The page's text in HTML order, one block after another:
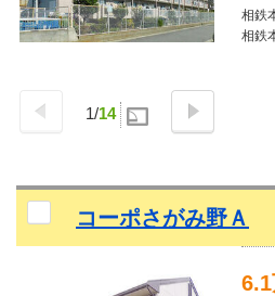
1/14
相鉄
相鉄
コーポさがみ野Ａ
6.1